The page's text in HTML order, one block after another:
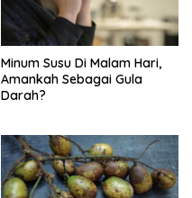
Minum Susu Di Malam Hari,
Amankah Sebagai Gula
Darah?